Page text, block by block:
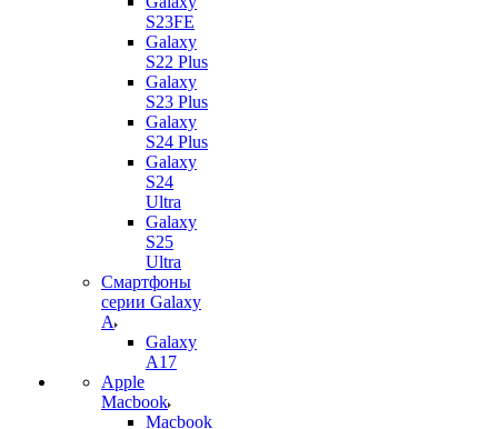
S23FE
Galaxy
S22 Plus
Galaxy
S23 Plus
Galaxy
S24 Plus
Galaxy
S24
Ultra
Galaxy
S25
Ultra
Смартфоны
серии Galaxy
A
Galaxy
A17
Apple
Macbook
Macbook